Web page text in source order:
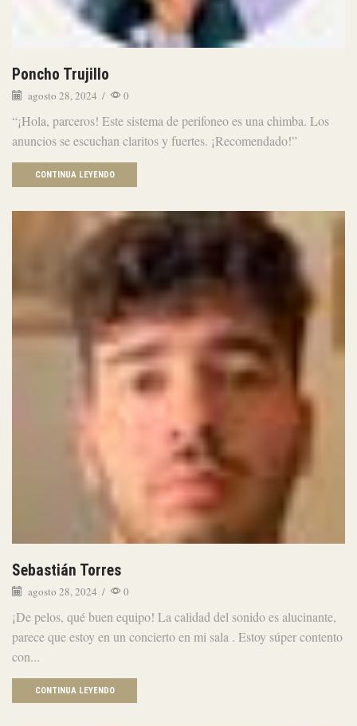
Poncho Trujillo
agosto 28, 2024 / 0
“¡Hola, parceros! Este sistema de perifoneo es una chimba. Los
anuncios se escuchan claritos y fuertes. ¡Recomendado!”
CONTINUA LEYENDO
Sebastián Torres
agosto 28, 2024 / 0
¡De pelos, qué buen equipo! La calidad del sonido es alucinante,
parece que estoy en un concierto en mi sala . Estoy súper contento
con...
CONTINUA LEYENDO